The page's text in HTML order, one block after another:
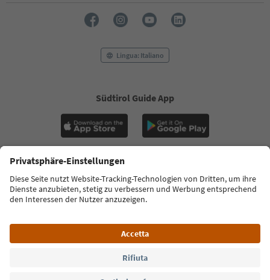
Lingua: Italiano
Südtirol Guide App
FAQ Contatti Press MICE
Privacy Policy
Termini e condizioni
Crediti
Cookie Policy
Alto Adige B2B